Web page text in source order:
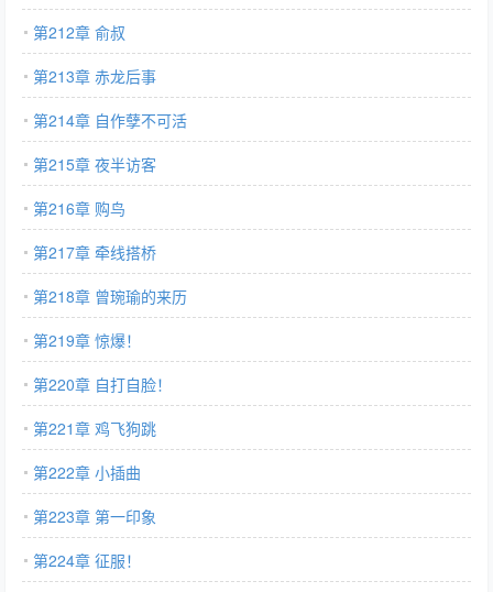
第212章 俞叔
第213章 赤龙后事
第214章 自作孽不可活
第215章 夜半访客
第216章 购鸟
第217章 牵线搭桥
第218章 曾琬瑜的来历
第219章 惊爆！
第220章 自打自脸！
第221章 鸡飞狗跳
第222章 小插曲
第223章 第一印象
第224章 征服！